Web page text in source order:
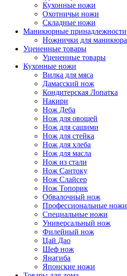
Кухонные ножи
Охотничьи ножи
Складные ножи
Маникюрные принадлежности
Ножнички для маникюра
Уцененные товары
Уцененные товары
Кухонные ножи
Вилка для мяса
Дамасский нож
Кондитерская Лопатка
Накири
Нож Деба
Нож для овощей
Нож для сашими
Нож для стейка
Нож для хлеба
Нож для масла
Нож из стали
Нож Сантоку
Нож Слайсер
Нож Топорик
Обвалочный нож
Профессиональные ножи
Специальные ножи
Универсальный нож
Филейный нож
Цай Дао
Шеф нож
Янагиба
Японские ножи